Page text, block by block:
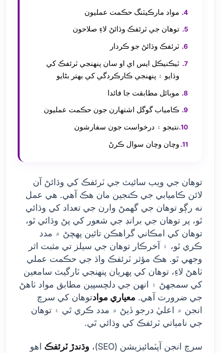
مواد مارڪيٽنگ حڪمت عمليون
توهان جي ٽرئفڪ وڌائڻ لاءِ صلاحون
ٽرئفڪ وڌائڻ جو ڪردار
ٽيڪنيڪل ايس اي او سان پنهنجي ٽرئفڪ کي
وڌايو ۽ پنهنجي ڪارڪردگي کي بهتر بڻايو
موبائل مطابقت جا فائدا
ڪامياب گوگل اشتهارن جون حڪمت عمليون
نتيجو ۽ درخواست جون سفارشون
وچان وچان سوال ڪرڻ
توهان جي ويب سائيٽ جي ٽرئفڪ کي وڌائڻ آن
لائن ڪاميابي جي ڪنجين مان هڪ آهي. هي عمل
نه رڳو توهان جي گهمڻ وارن جي تعداد کي وڌائي
ٿو، پر توهان جي برانڊ جي شعور کي پڻ وڌائي ٿو،
توهان کي امڪاني گراهڪن تائين پهچڻ ۾ مدد
ڪري ٿو، ۽ آخرڪار توهان جي سيلز تي مثبت اثر
وجهي ٿو. هڪ مؤثر ٽرئفڪ واڌ جي حڪمت عملي
ٺاهڻ لاءِ، توهان کي پهريان پنهنجي ٽارگيٽ سامعين
کي سمجهڻ ۽ انهن جي دلچسپين مطابق مواد ٺاهڻ
جي ضرورت آهي. معياري موادتوهان کي سرچ
انجن ۾ اعليٰ درجو ڏيڻ ۾ مدد ڪري ٿي ۽ توهان
جي نامياتي ٽرئفڪ کي وڌائي ٿي.
سرچ انجن آپٽمائيزيشن (SEO)، وڌندڙ ٽرئفڪ اهو